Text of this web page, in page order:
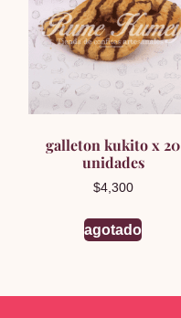
galleton kukito x 20
unidades
$4,300
agotado